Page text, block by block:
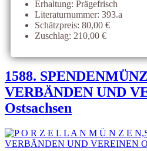
Erhaltung: Prägefrisch
Literaturnummer: 393.a
Schätzpreis: 80,00 €
Zuschlag: 210,00 €
1588.
VERBÄNDEN UND
Ostsachsen